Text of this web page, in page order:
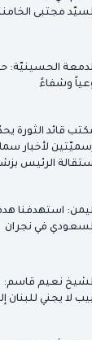
مجتبى
الحسينيّة:
وشفاءً
قائد الثورة
لأخبار
الرئيس
استهدفنا
في نجران
نعيم قاسم:
لا يجني للبنان